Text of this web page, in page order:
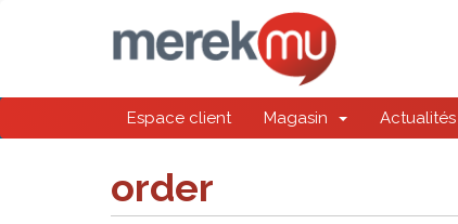
Espace client Magasin Actualités
order